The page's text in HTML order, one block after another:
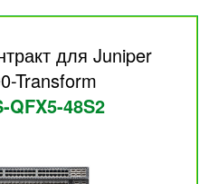
для Juniper
Transform
QFX5-48S2